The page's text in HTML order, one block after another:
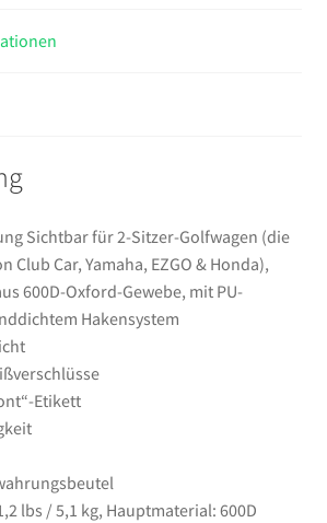
Sichtbar für 2-Sitzer-Golfwagen (die
Club Car, Yamaha, EZGO & Honda),
600D-Oxford-Gewebe, mit PU-
Hakensystem
Etikett
lbs / 5,1 kg, Hauptmaterial: 600D